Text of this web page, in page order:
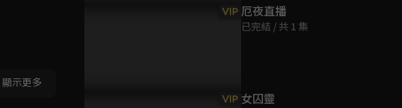
顯示更多
VIP 厄夜直播
已完結 / 共 1 集
VIP 女囚靈